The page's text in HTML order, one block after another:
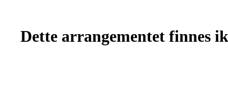
Dette arrangementet finnes